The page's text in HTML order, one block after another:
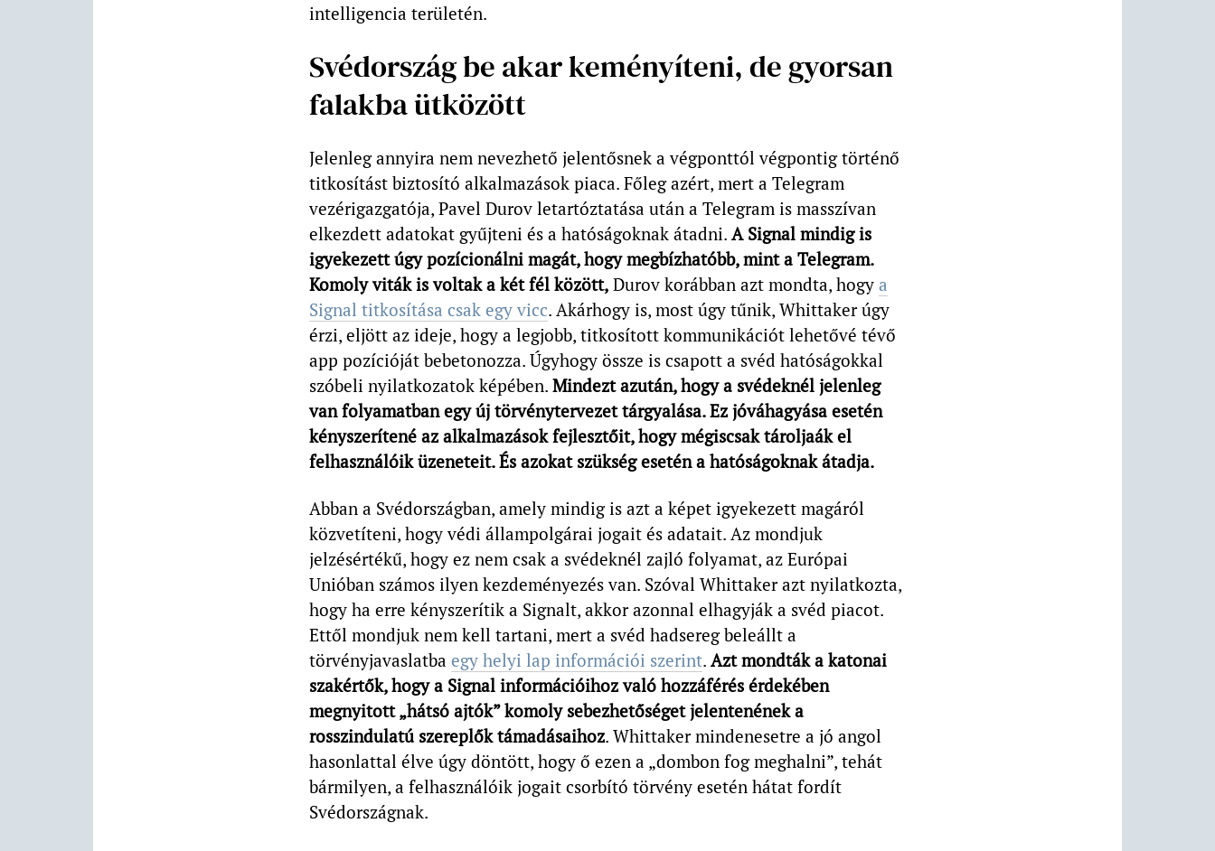
intelligencia területén.
Svédország be akar keményíteni, de gyorsan
falakba ütközött
Jelenleg annyira nem nevezhető jelentősnek a végponttól végpontig történő
titkosítást biztosító alkalmazások piaca. Főleg azért, mert a Telegram
vezérigazgatója, Pavel Durov letartóztatása után a Telegram is masszívan
elkezdett adatokat gyűjteni és a hatóságoknak átadni. A Signal mindig is
igyekezett úgy pozícionálni magát, hogy megbízhatóbb, mint a Telegram.
Komoly viták is voltak a két fél között, Durov korábban azt mondta, hogy a
Signal titkosítása csak egy vicc. Akárhogy is, most úgy tűnik, Whittaker úgy
érzi, eljött az ideje, hogy a legjobb, titkosított kommunikációt lehetővé tévő
app pozícióját bebetonozza. Úgyhogy össze is csapott a svéd hatóságokkal
szóbeli nyilatkozatok képében. Mindezt azután, hogy a svédeknél jelenleg
van folyamatban egy új törvénytervezet tárgyalása. Ez jóváhagyása esetén
kényszerítené az alkalmazások fejlesztőit, hogy mégiscsak tároljaák el
felhasználóik üzeneteit. És azokat szükség esetén a hatóságoknak átadja.
Abban a Svédországban, amely mindig is azt a képet igyekezett magáról
közvetíteni, hogy védi állampolgárai jogait és adatait. Az mondjuk
jelzésértékű, hogy ez nem csak a svédeknél zajló folyamat, az Európai
Unióban számos ilyen kezdeményezés van. Szóval Whittaker azt nyilatkozta,
hogy ha erre kényszerítik a Signalt, akkor azonnal elhagyják a svéd piacot.
Ettől mondjuk nem kell tartani, mert a svéd hadsereg beleállt a
törvényjavaslatba egy helyi lap információi szerint. Azt mondták a katonai
szakértők, hogy a Signal információihoz való hozzáférés érdekében
megnyitott „hátsó ajtók” komoly sebezhetőséget jelentenének a
rosszindulatú szereplők támadásaihoz. Whittaker mindenesetre a jó angol
hasonlattal élve úgy döntött, hogy ő ezen a „dombon fog meghalni”, tehát
bármilyen, a felhasználóik jogait csorbító törvény esetén hátat fordít
Svédországnak.